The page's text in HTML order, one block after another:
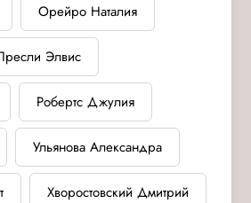
Орейро Наталия
Элвис
Робертс Джулия
Ульянова Александра
Хворостовский Дмитрий